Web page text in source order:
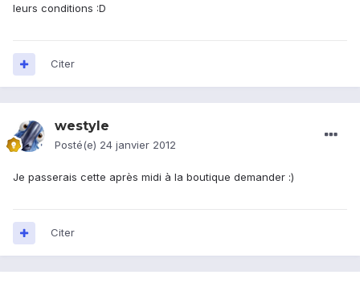
leurs conditions :D
Citer
westyle
Posté(e) 24 janvier 2012
Je passerais cette après midi à la boutique demander :)
Citer